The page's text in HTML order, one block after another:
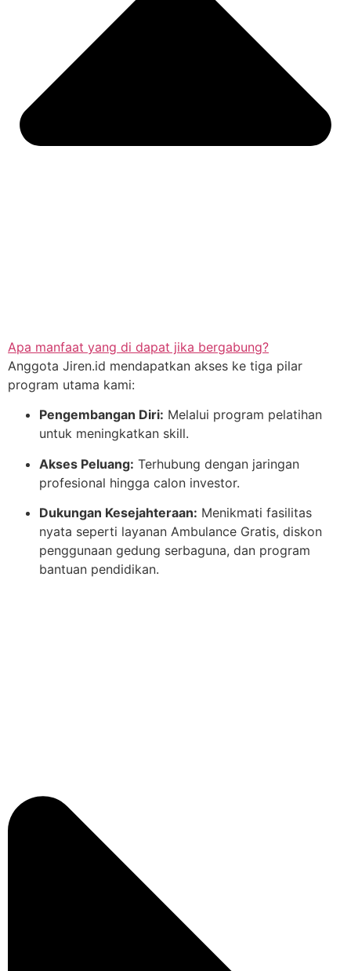
Apa manfaat yang di dapat jika bergabung?
Anggota Jiren.id mendapatkan akses ke tiga pilar
program utama kami:
Pengembangan Diri: Melalui program pelatihan
untuk meningkatkan skill.
Akses Peluang: Terhubung dengan jaringan
profesional hingga calon investor.
Dukungan Kesejahteraan: Menikmati fasilitas
nyata seperti layanan Ambulance Gratis, diskon
penggunaan gedung serbaguna, dan program
bantuan pendidikan.